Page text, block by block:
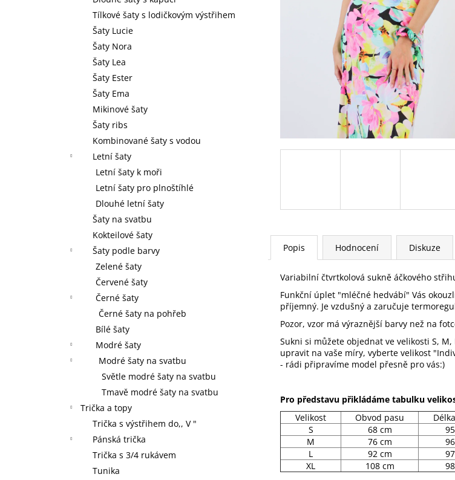
Tílkové šaty s lodičkovým výstřihem
Šaty Lucie
Šaty Nora
Šaty Lea
Šaty Ester
Šaty Ema
Mikinové šaty
Šaty ribs
Kombinované šaty s vodou
Letní šaty
Letní šaty k moři
Letní šaty pro plnoštíhlé
Dlouhé letní šaty
Šaty na svatbu
Kokteilové šaty
Šaty podle barvy
Zelené šaty
Červené šaty
Černé šaty
Černé šaty na pohřeb
Bílé šaty
Modré šaty
Modré šaty na svatbu
Světle modré šaty na svatbu
Tmavě modré šaty na svatbu
Trička a topy
Trička s výstřihem do,, V "
Pánská trička
Trička s 3/4 rukávem
Tunika
Popis Hodnocení Diskuze
Variabilní čtvrtkolová sukně áčkového
Funkční úplet "mléčné hedvábí" Vás
příjemný. Je vzdušný a zaručuje
Pozor, vzor má výraznější barvy než na
Sukni si můžete objednat ve velikosti S,
upravit na vaše míry, vyberte velikost
- rádi připravíme model přesně pro vás:)
Pro představu přikládáme tabulku
Velikost
Obvod pasu
S
68 cm
M
76 cm
L
92 cm
XL
108 cm